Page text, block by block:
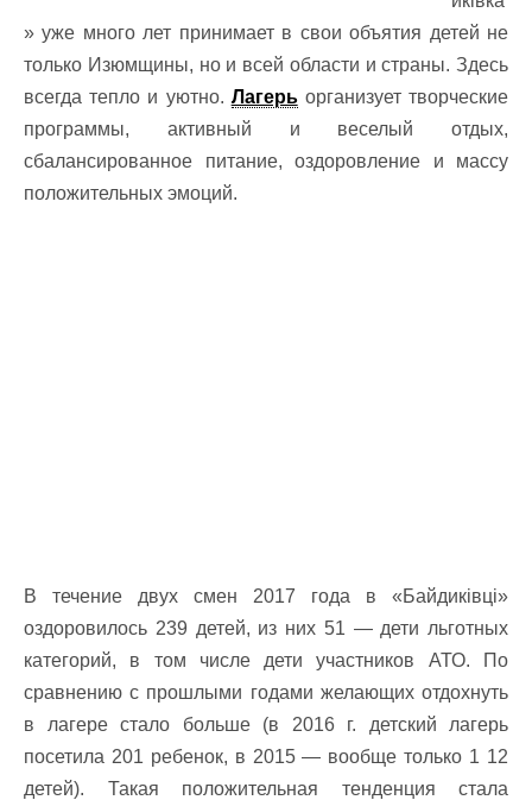
» уже много лет принимает в свои объятия детей не
только Изюмщины, но и всей области и страны. Здесь
всегда тепло и уютно. Лагерьорганизует творческие
программы, активный и веселый отдых,
сбалансированное питание, оздоровление и массу
положительных эмоций.
В течение двух смен 2017 года в «Байдиківці»
оздоровилось 239 детей, из них 51 — дети льготных
категорий, в том числе дети участников АТО. По
сравнению с прошлыми годами желающих отдохнуть
в лагере стало больше (в 2016 г. детский лагерь
посетила 201 ребенок, в 2015 — вообще только 1 12
детей). Такая положительная тенденция стала